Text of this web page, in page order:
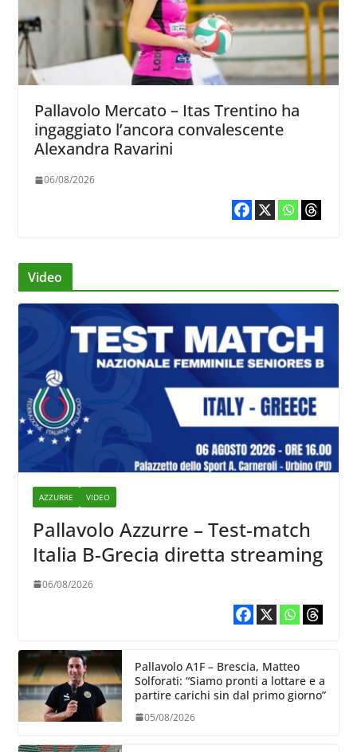
Pallavolo Mercato – Itas Trentino ha
ingaggiato l’ancora convalescente
Alexandra Ravarini
06/08/2026
Video
AZZURRE VIDEO
Pallavolo Azzurre – Test-match
Italia B-Grecia diretta streaming
06/08/2026
Pallavolo A1F – Brescia, Matteo
Solforati: “Siamo pronti a lottare e a
partire carichi sin dal primo giorno”
05/08/2026